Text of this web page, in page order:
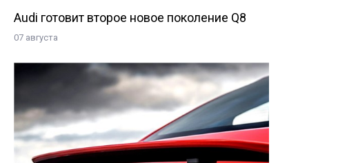
Audi готовит второе новое поколение Q8
07 августа